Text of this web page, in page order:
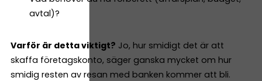
avtal)?
Varför är detta viktigt? Jo, hur smidigt det är att
skaffa företagskonto, säger ganska mycket om hur
smidig resten av resan med banken kommer att bli.